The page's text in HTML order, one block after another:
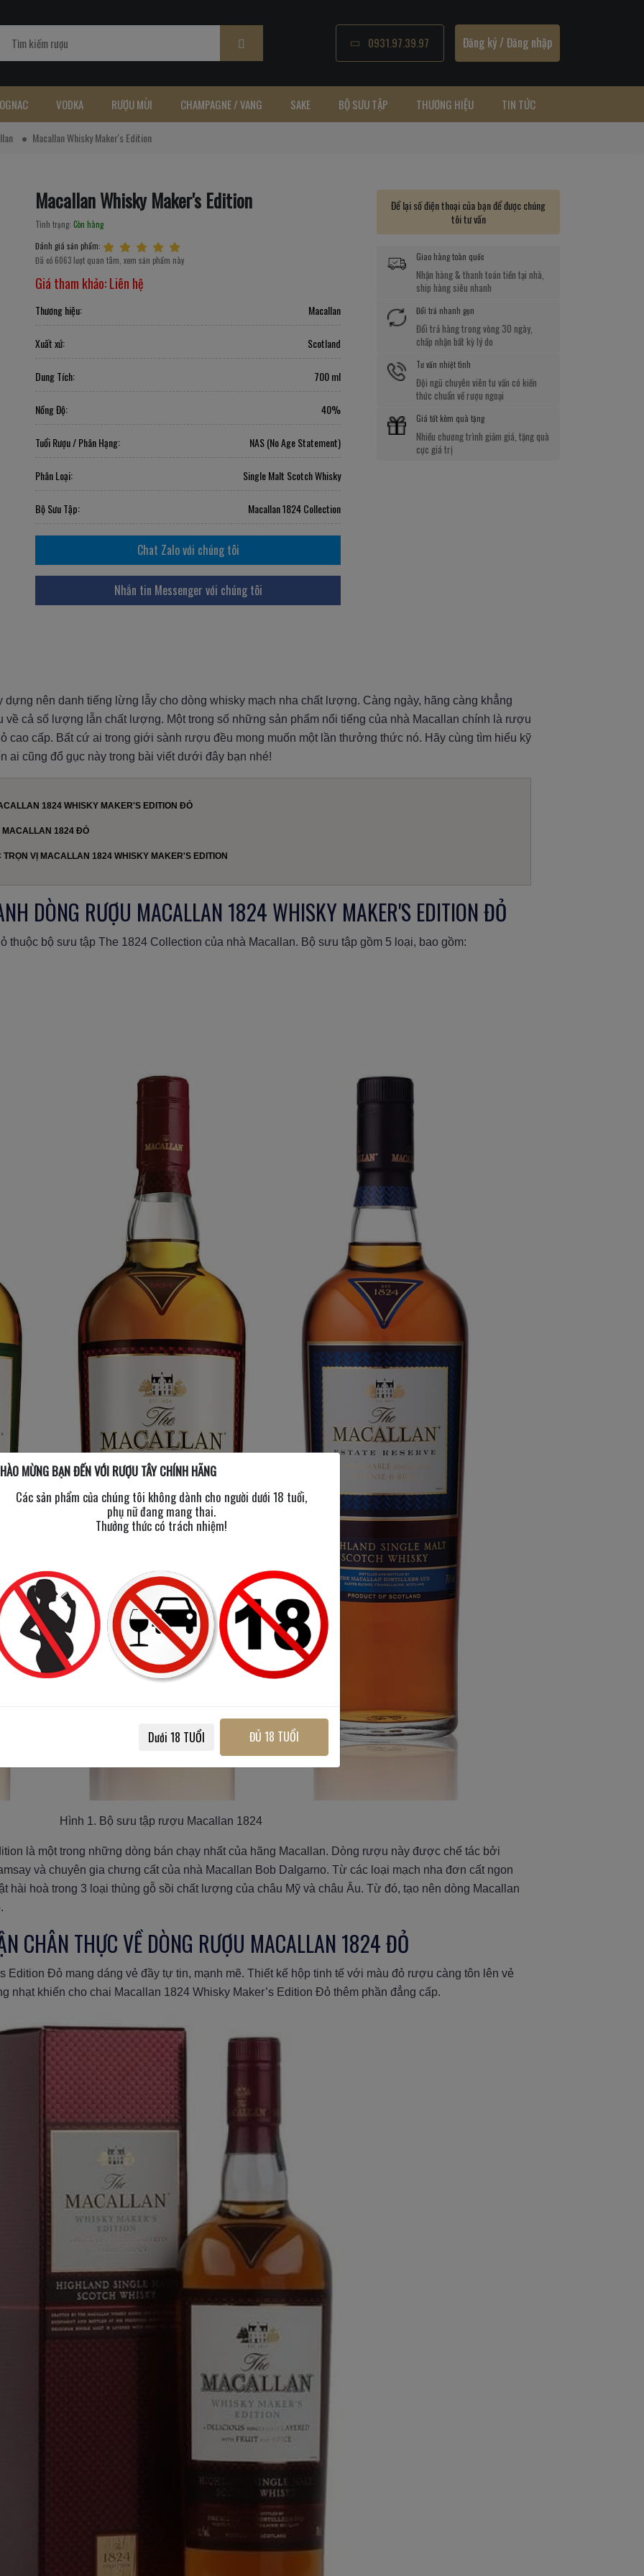
0931.97.39.97 Đăng ký/ Đăng nhập
VODKA RƯỢU MÙI CHAMPAGNE / VANG SAKE BỘ SƯU TẬP THƯƠNG HIỆU TIN TỨC
Macallan Whisky Maker's Edition
Macallan Whisky Maker's Edition
Tình trạng: Còn hàng
Đánh giá sản phẩm:
Đã có 6063 lượt quan tâm, xem sản phẩm này
Giá tham khảo:Liên hệ
Thương hiệu: Macallan
Xuất xứ: Scotland
Dung Tích: 700 ml
Nồng Độ: 40%
Tuổi Rượu / Phân Hạng: NAS (No Age Statement)
Phân Loại: Single Malt Scotch Whisky
Bộ Sưu Tập: Macallan 1824 Collection
Chat Zalo với chúng tôi
Nhắn tin Messenger với chúng tôi
Để lại số điện thoại của bạn để được chúng
tôi tư vấn
Giao hàng toàn quốc
Nhận hàng & thanh toán tiền tại nhà,
ship hàng siêu nhanh
Đổi trả nhanh gọn
Đổi trả hàng trong vòng 30 ngày,
chấp nhận bất kỳ lý do
Tư vấn nhiệt tình
Đội ngũ chuyên viên tư vấn có kiến
thức chuẩn về rượu ngoại
Giá tốt kèm quà tặng
Nhiều chương trình giảm giá, tặng quà
cực giá trị
dựng nên danh tiếng lừng lẫy cho dòng whisky mạch nha chất lượng. Càng ngày, hãng càng khẳng
cả số lượng lẫn chất lượng. Một trong số những sản phẩm nổi tiếng của nhà Macallan chính là rượu
cao cấp. Bất cứ ai trong giới sành rượu đều mong muốn một lần thưởng thức nó. Hãy cùng tìm hiểu kỹ
ai cũng đổ gục này trong bài viết dưới đây bạn nhé!
1824 WHISKY MAKER'S EDITION ĐỎ
MACALLAN 1824 ĐỎ
VỊ MACALLAN 1824 WHISKY MAKER'S EDITION
DÒNG RƯỢU MACALLAN 1824 WHISKY MAKER'S EDITION ĐỎ
thuộc bộ sưu tập The 1824 Collection của nhà Macallan. Bộ sưu tập gồm 5 loại, bao gồm:
Hình 1. Bộ sưu tập rượu Macallan 1824
là một trong những dòng bán chạy nhất của hãng Macallan. Dòng rượu này được chế tác bởi
và chuyên gia chưng cất của nhà Macallan Bob Dalgarno. Từ các loại mạch nha đơn cất ngon
hài hoà trong 3 loại thùng gỗ sồi chất lượng của châu Mỹ và châu Âu. Từ đó, tạo nên dòng Macallan
CHÂN THỰC VỀ DÒNG RƯỢU MACALLAN 1824 ĐỎ
Edition Đỏ mang dáng vẻ đầy tự tin, mạnh mẽ. Thiết kế hộp tinh tế với màu đỏ rượu càng tôn lên vẻ
nhạt khiến cho chai Macallan 1824 Whisky Maker’s Edition Đỏ thêm phần đẳng cấp.
MỪNG BẠN ĐẾN VỚI RƯỢU TÂY CHÍNH HÃNG
Các sản phẩm của chúng tôi không dành cho người dưới 18 tuổi,
phụ nữ đang mang thai.
Thưởng thức có trách nhiệm!
Dưới 18 TUỔI ĐỦ 18 TUỔI